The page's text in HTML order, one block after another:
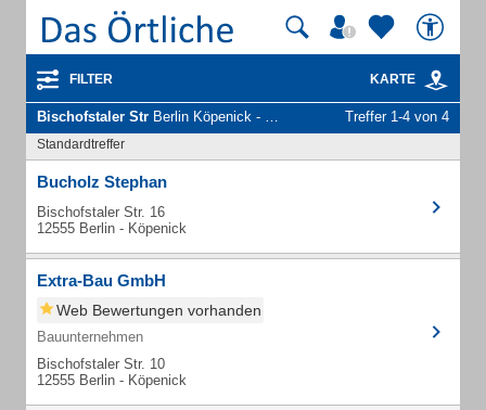
FILTER KARTE
Bischofstaler Str Berlin Köpenick - Unternehmen und Personen Treffer 1-4 von 4
Standardtreffer
Bucholz Stephan
Bischofstaler Str. 16
12555 Berlin - Köpenick
Extra-Bau GmbH
Web Bewertungen vorhanden
Bauunternehmen
Bischofstaler Str. 10
12555 Berlin - Köpenick